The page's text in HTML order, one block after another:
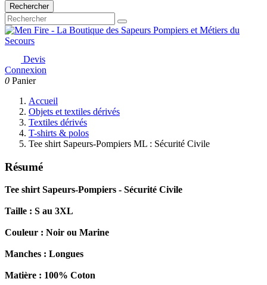
Rechercher
Devis
Connexion
0 Panier
Accueil
Objets et textiles dérivés
Textiles dérivés
T-shirts & polos
Tee shirt Sapeurs-Pompiers ML : Sécurité Civile
Résumé
Tee shirt Sapeurs-Pompiers - Sécurité Civile
Taille : S au 3XL
Couleur : Noir ou Marine
Manches : Longues
Matière : 100% Coton